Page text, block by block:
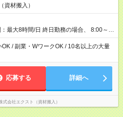
資材搬入）
最大8時間/日 終日勤務の場合、 8:00～
はありますが、 やり切りで作業終了のた
まま帰宅可能です。 早く終わっても1現
います。 1日あたりの平均作業時間：4.5
です。
/ 副業・WワークOK / 10名以上の大量
応募する 詳細へ
式会社エクスト（資材搬入）